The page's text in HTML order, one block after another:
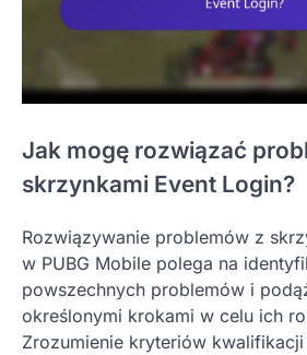
Jak mogę rozwiązać
skrzynkami Event Login?
Rozwiązywanie problemów z
w PUBG Mobile polega na
powszechnych problemów i
określonymi krokami w celu ich
Zrozumienie kryteriów